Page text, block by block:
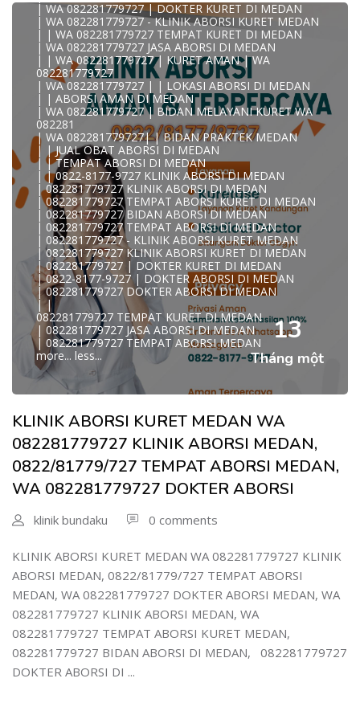
| WA 082281779727 | DOKTER KURET DI MEDAN
| WA 082281779727 - KLINIK ABORSI KURET MEDAN
| | WA 082281779727 TEMPAT KURET DI MEDAN
| WA 082281779727 JASA ABORSI DI MEDAN
| | WA 082281779727 | KURET AMAN | WA
082281779727
| WA 082281779727 | | LOKASI ABORSI DI MEDAN
| | ABORSI AMAN DI MEDAN
| WA 082281779727 | BIDAN MELAYANI KURET WA
082281
| WA 082281779727| | BIDAN PRAKTEK MEDAN
| | JUAL OBAT ABORSI DI MEDAN
| | TEMPAT ABORSI DI MEDAN
| | 0822-8177-9727 KLINIK ABORSI DI MEDAN
| 082281779727 KLINIK ABORSI DI MEDAN
| 082281779727 TEMPAT ABORSI KURET DI MEDAN
| 082281779727 BIDAN ABORSI DI MEDAN
| 082281779727 TEMPAT ABORSI DI MEDAN
| 082281779727 - KLINIK ABORSI KURET MEDAN
| 082281779727 KLINIK ABORSI KURET DI MEDAN
| 082281779727 | DOKTER KURET DI MEDAN
| 0822-8177-9727 | DOKTER ABORSI DI MEDAN
| 082281779727 DOKTER ABORSI DI MEDAN
| |
082281779727 TEMPAT KURET DI MEDAN
| 082281779727 JASA ABORSI DI MEDAN
| 082281779727 TEMPAT ABORSI MEDAN
more... less...
13
Tháng một
KLINIK ABORSI KURET MEDAN WA
082281779727 KLINIK ABORSI MEDAN,
0822/81779/727 TEMPAT ABORSI MEDAN,
WA 082281779727 DOKTER ABORSI
klinik bundaku 0 comments
KLINIK ABORSI KURET MEDAN WA 082281779727 KLINIK
ABORSI MEDAN, 0822/81779/727 TEMPAT ABORSI
MEDAN, WA 082281779727 DOKTER ABORSI MEDAN, WA
082281779727 KLINIK ABORSI MEDAN, WA
082281779727 TEMPAT ABORSI KURET MEDAN,
082281779727 BIDAN ABORSI DI MEDAN, 082281779727
DOKTER ABORSI DI ...
KLINIK ABORSI KURET MEDAN WA 082281779727 KLINIK
A
0822/81779/727 TEMPAT ABORSI MEDAN
WA 082281779727 DOKTER ABORSI MEDAN
WA 082281779727 KLINIK ABORSI MEDAN
WA 082281779727 TEMPAT ABORSI KURET MEDAN
082281779727 BIDAN ABORSI DI MEDAN
082281779727 DOKTER ABORSI DI MEDAN
WA 0822*81779*727 TEMPAT ABORSI MEDAN
WA 082281779727 DOKTER KURET DI MEDAN
WA 082281779727 TEMPAT KURET DI MEDAN
WA 082281779727 JASA ABORSI DI MEDAN
| WA 082-281-779-727 KURET AMAN WA 082281779727
TE
| WA 082-281-779-727 LOKASI ABORSI DI MEDAN
082-281-779-727 ABORSI AMAN DI MEDAN
| WA 082281779727 BIDAN MELAYANI KURET WA
08228177
WA 082281779727 BIDAN PRAKTEK MEDAN
| KLINIK ABORSI MEDAN
WA 082281779727 TEMPAT ABORSI DI MEDAN
| 082281779727 KLINIK ABORSI MEDAN
| WA 0822-8177-9727 DOKTER ABORSI DI MEDAN
| WA 082*2817797*27 BIDAN ABORSI DI MEDAN
| WA 0822*81779*727 KLINIK KURET DI MEDAN
WA 082281779727 KURET AMAN | WA 082281779727
KLINI
| WA 082/281779/727 KLINIK ABORSI KURET DI MEDAN
| WA 082281779727 DOKTER KURET DI MEDAN
WA 082281779727 DOKTER ABORSI DI MEDAN
| WA 08228*1779*727 TEMPAT KURET DI MEDAN
| WA )082281779727) JASA ABORSI DI MEDAN
| WA 0822#8177#9727 TEMPAT ABORSI MEDAN
| ABORSI AMAN DI MEDAN
| WA 082281779727 TEMPAT KURET MEDAN
0822817797
| WA 082281779727BIDAN PRAKTEK MEDAN
JUAL OBAT ABORSI DI MEDAN
| TEMPAT ABORSI DI MEDAN
| HTTPS://WA.ME/6282281779727 WA 082-281-779-727 K
| WA 082281779727 KLINIK ABORSI KURET DI MEDAN
| WA 082281779727 TEMPAT ABORSI DI MEDAN
| WA 082281779727 BIDAN ABORSI DI MEDAN
| WA 082281779727 TEMPAT ABORSI MEDAN
| 0822-8177-9727 DOKTER ABORSI DI MEDAN
| WA 082281779727 TEMPAT ABORSI KURET DI MEDAN